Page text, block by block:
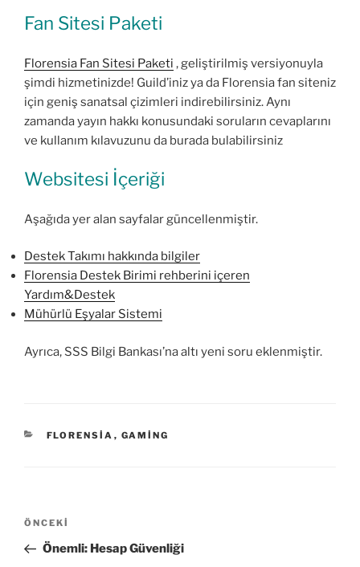
Fan Sitesi Paketi
Florensia Fan Sitesi Paketi , geliştirilmiş versiyonuyla
şimdi hizmetinizde! Guild’iniz ya da Florensia fan siteniz
için geniş sanatsal çizimleri indirebilirsiniz. Aynı
zamanda yayın hakkı konusundaki soruların cevaplarını
ve kullanım kılavuzunu da burada bulabilirsiniz
Websitesi İçeriği
Aşağıda yer alan sayfalar güncellenmiştir.
Destek Takımı hakkında bilgiler
Florensia Destek Birimi rehberini içeren
Yardım&Destek
Mühürlü Eşyalar Sistemi
Ayrıca, SSS Bilgi Bankası’na altı yeni soru eklenmiştir.
KATEGORILER
FLORENSIA , GAMING
Yazı
gezinmesi
Önceki
Yazı
ÖNCEKI
Önemli: Hesap Güvenliği